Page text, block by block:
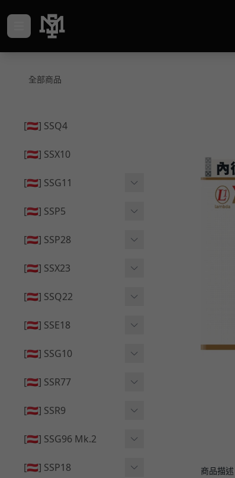
全部商品
[🇦🇹] SSQ4
[🇦🇹] SSX10
[🇦🇹] SSG11
🔄 原廠 ⧸ 零件
[🇦🇹] SSP5
🔄 原廠 ⧸ 零件
[🇦🇹] SSP28
🔄 原廠 ⧸ 零件
[🇦🇹] SSX23
🟦 主體 ⧸ 彈匣
[🇦🇹] SSQ22
🟦 主體 ⧸ 彈匣
[🇦🇹] SSE18
👁️‍🗨️ 外觀 ⧸ 色彩
[🇦🇹] SSG10
🟦 主體 ⧸ 彈匣
[🇦🇹] SSR77
🟦 主體 ⧸ 彈匣
[🇦🇹] SSR9
👁️‍🗨️ 外觀 ⧸ 色彩
[🇦🇹] SSG96 Mk.2
🆙 升級 ⧸ 部件
[🇦🇹] SSP18
商品描述